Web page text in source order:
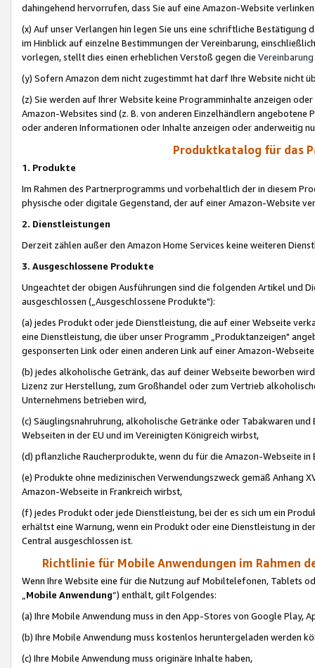
dahingehend hervorrufen, dass Sie auf eine Amazon-Website
(x) Auf unser Verlangen hin legen Sie uns eine schriftliche
im Hinblick auf einzelne Bestimmungen der Vereinbarung,
vorlegen, stellt dies einen erheblichen Verstoß gegen die Vereinbarung
(y) Sofern Amazon dem nicht zugestimmt hat darf Ihre Website nicht
(z) Sie werden auf Ihrer Website keine Programminhalte anzeigen
Amazon-Websites sind (z. B. von anderen Einzelhändlern
oder anderen Informationen oder Inhalte anzeigen oder anderweitig
Produktkatalog für das
1. Produkte
Im Rahmen des Partnerprogramms und vorbehaltlich der in diesem
physische oder digitale Gegenstand, der auf einer Amazon-Website
2. Dienstleistungen
Derzeit zählen außer den Amazon Home Services keine weiteren
3. Ausgeschlossene Produkte
Ungeachtet der obigen Ausführungen sind die folgenden Artikel und
ausgeschlossen („Ausgeschlossene Produkte"):
(a) jedes Produkt oder jede Dienstleistung, die auf einer Webseite
eine Dienstleistung, die über unser Programm „Produktanzeigen"
gesponserten Link oder einen anderen Link auf einer Amazon-
(b) jedes alkoholische Getränk, das auf deiner Webseite beworben
Lizenz zur Herstellung, zum Großhandel oder zum Vertrieb
Unternehmens betrieben wird,
(c) Säuglingsnahruhrung, alkoholische Getränke oder Tabakwaren
Webseiten in der EU und im Vereinigten Königreich wirbst,
(d) pflanzliche Raucherprodukte, wenn du für die Amazon-Webseite in
(e) Produkte ohne medizinischen Verwendungszweck gemäß Anhang
Amazon-Webseite in Frankreich wirbst,
(f) jedes Produkt oder jede Dienstleistung, bei der es sich um ein
erhältst eine Warnung, wenn ein Produkt oder eine Dienstleistung in
Central ausgeschlossen ist.
Richtlinie für Mobile Anwendungen im Rahmen
Wenn Ihre Website eine für die Nutzung auf Mobiltelefonen, Tablets
„Mobile Anwendung“) enthält, gilt Folgendes:
(a) Ihre Mobile Anwendung muss in den App-Stores von Google Play,
(b) Ihre Mobile Anwendung muss kostenlos heruntergeladen werden
(c) Ihre Mobile Anwendung muss originäre Inhalte haben,